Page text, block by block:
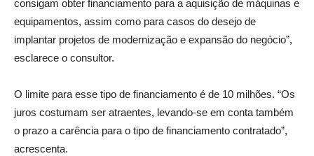
consigam obter financiamento para a aquisição de máquinas e
equipamentos, assim como para casos do desejo de
implantar projetos de modernização e expansão do negócio”,
esclarece o consultor.
O limite para esse tipo de financiamento é de 10 milhões. “Os
juros costumam ser atraentes, levando-se em conta também
o prazo a carência para o tipo de financiamento contratado”,
acrescenta.